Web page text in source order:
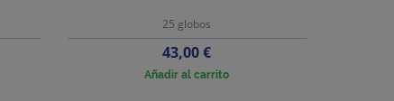
25 globos
Precio
43,00 €
Añadir al carrito